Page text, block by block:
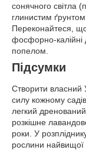
сонячного світла
глинистим
Переконайтеся,
фосфорно-калійні
попелом.
Підсумки
Створити власний
силу кожному
легкий
розкішне
роки. У
рослини найвищої